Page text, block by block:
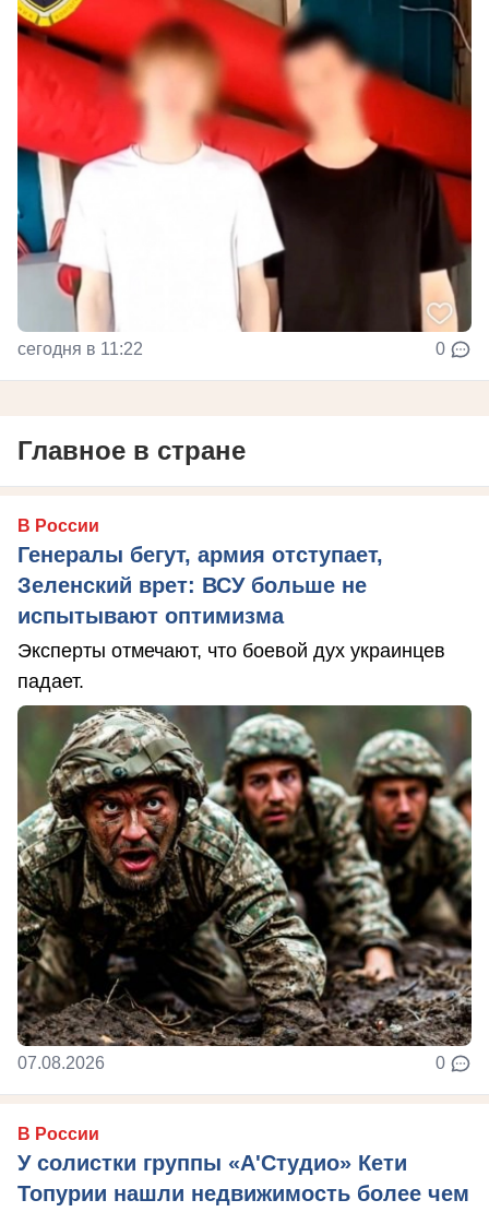
сегодня в 11:22 0
Главное в стране
В России
Генералы бегут, армия отступает,
Зеленский врет: ВСУ больше не
испытывают оптимизма
Эксперты отмечают, что боевой дух украинцев
падает.
07.08.2026 0
В России
У солистки группы «А'Студио» Кети
Топурии нашли недвижимость более чем